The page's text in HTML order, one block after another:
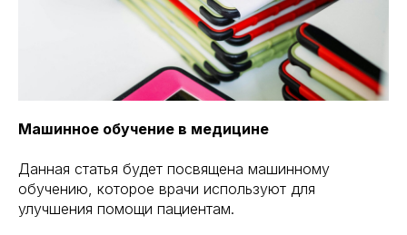
Машинное обучение в медицине
Данная статья будет посвящена машинному
обучению, которое врачи используют для
улучшения помощи пациентам.